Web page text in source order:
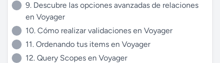
9. Descubre las opciones avanzadas de relaciones
en Voyager
10. Cómo realizar validaciones en Voyager
11. Ordenando tus items en Voyager
12. Query Scopes en Voyager